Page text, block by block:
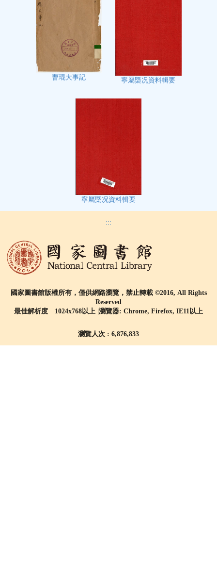
曹琨大事記 寧屬㮣况資料輯要
寧屬㮣况資料輯要
:::
國家圖書館版權所有，僅供網路瀏覽，禁止轉載 ©2016, All Rights
Reserved
最佳解析度 1024x768以上 |瀏覽器: Chrome, Firefox, IE11以上
瀏覽人次 : 6,876,833